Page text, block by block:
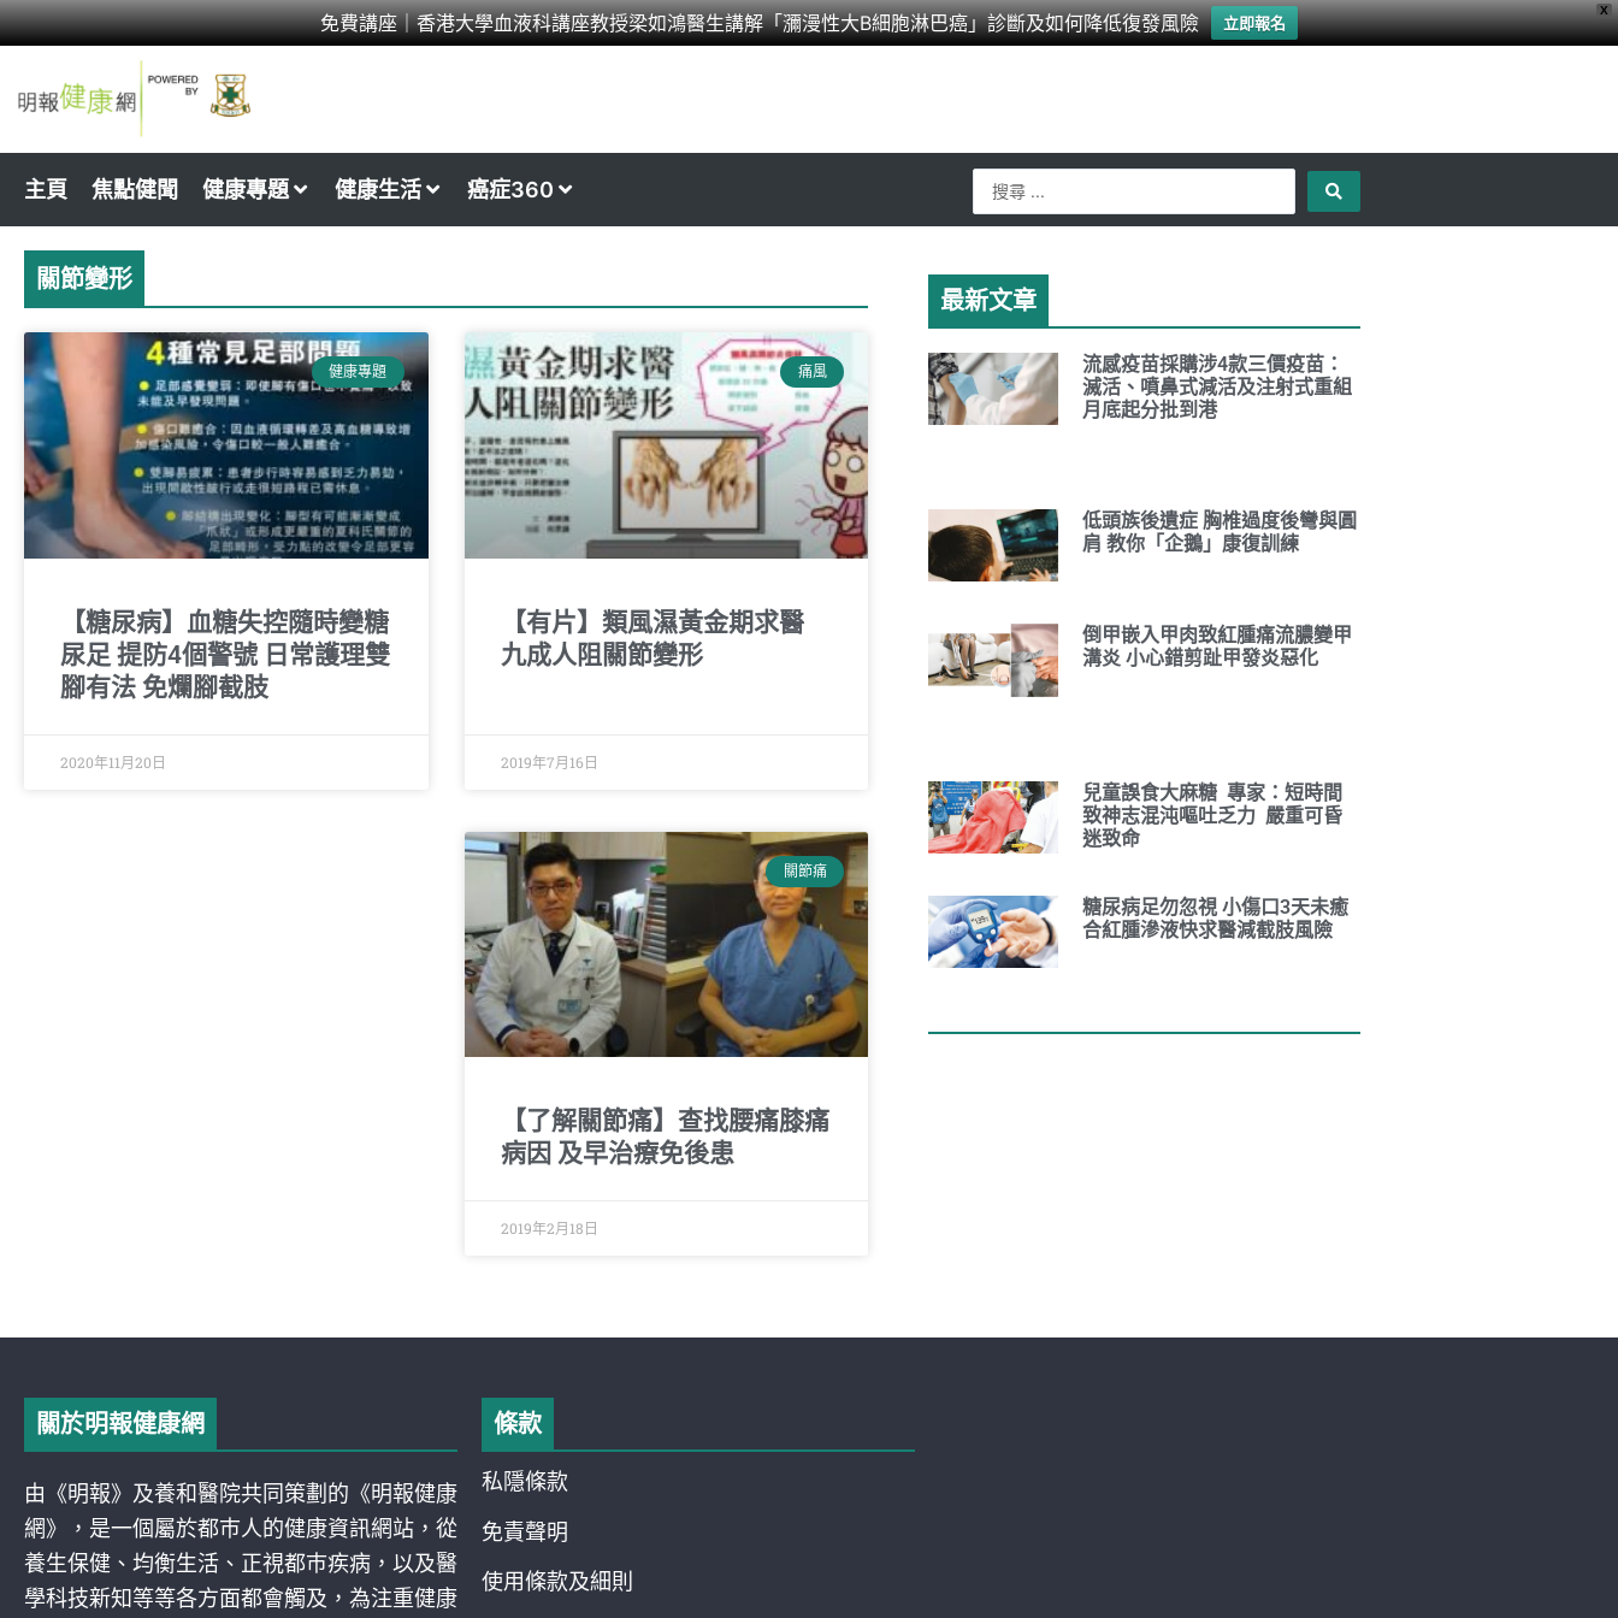
X
免費講座｜香港大學血液科講座教授梁如鴻醫生講解「瀰漫性大B細胞淋巴癌」診斷及如何降低復發風險 立即報名
Skip
to
content
主頁 焦點健聞 健康專題 健康生活 癌症360
Search
...
關節變形
健康專題
【糖尿病】血糖失控隨時變糖
尿足 提防4個警號 日常護理雙
腳有法 免爛腳截肢
2020年11月20日
痛風
【有片】類風濕黃金期求醫
九成人阻關節變形
2019年7月16日
關節痛
【了解關節痛】查找腰痛膝痛
病因 及早治療免後患
2019年2月18日
最新文章
流感疫苗採購涉4款三價疫苗：
滅活、噴鼻式減活及注射式重組
月底起分批到港
低頭族後遺症 胸椎過度後彎與圓
肩 教你「企鵝」康復訓練
倒甲嵌入甲肉致紅腫痛流膿變甲
溝炎 小心錯剪趾甲發炎惡化
兒童誤食大麻糖 專家：短時間
致神志混沌嘔吐乏力 嚴重可昏
迷致命
糖尿病足勿忽視 小傷口3天未癒
合紅腫滲液快求醫減截肢風險
關於明報健康網
由《明報》及養和醫院共同策劃的《明報健康
網》，是一個屬於都巿人的健康資訊網站，從
養生保健、均衡生活、正視都巿疾病，以及醫
學科技新知等等各方面都會觸及，為注重健康
條款
私隱條款
免責聲明
使用條款及細則